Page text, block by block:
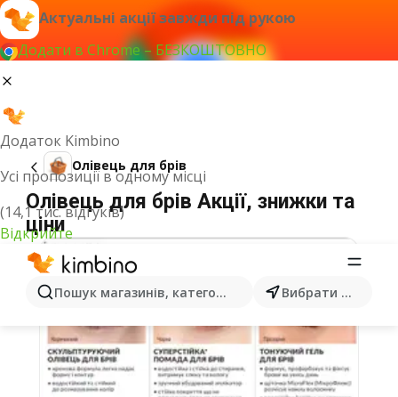
Актуальні акції завжди під рукою
Додати в Chrome – БЕЗКОШТОВНО
Додаток Kimbino
Усі пропозиції в одному місці
(14,1 тис. відгуків)
Відкрийте
Пошук магазинів, категорій, товарів... Вибрати місто
Олівець для брів
Олівець для брів Акції, знижки та
ціни